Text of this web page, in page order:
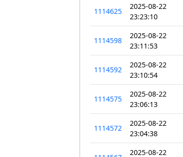
1114625
2025-08-22
23:23:10
1114598
2025-08-22
23:11:53
1114592
2025-08-22
23:10:54
1114575
2025-08-22
23:06:13
1114572
2025-08-22
23:04:38
2025-08-22